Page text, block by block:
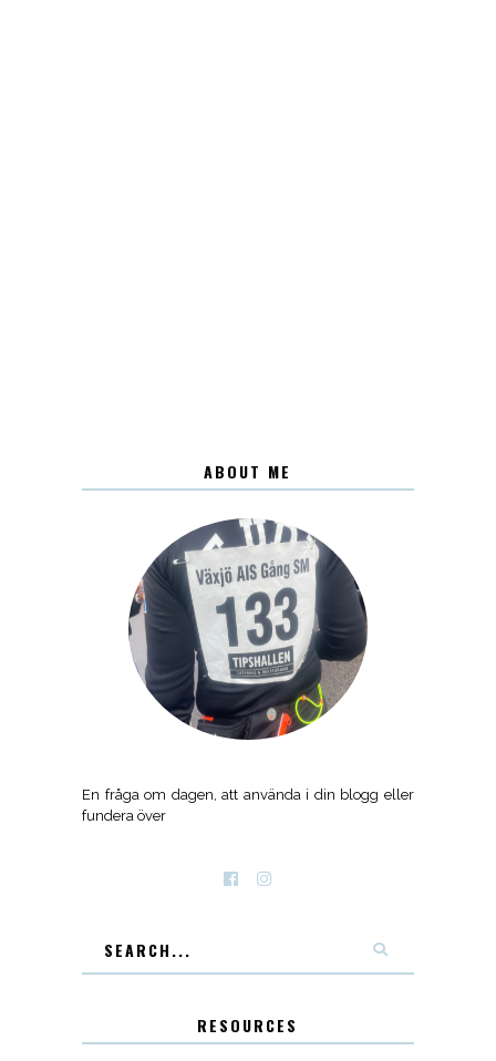
ABOUT ME
En fråga om dagen, att använda i din blogg eller
fundera över
RESOURCES